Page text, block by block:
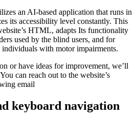
an AI-based application that runs in
its accessibility level constantly. This
HTML, adapts Its functionality
used by the blind users, and for
with motor impairments.
or have ideas for improvement, we’ll
can reach out to the website’s
email
keyboard navigation